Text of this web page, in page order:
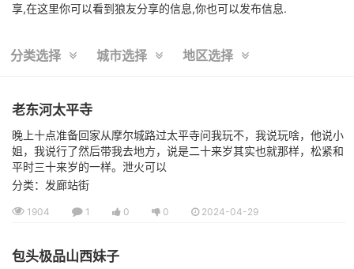
享,在这里你可以看到狼友分享的信息,你也可以发布信息.
分类选择 城市选择 地区选择
老东河太平寺
晚上十点准备回家从摩尔城路过太平寺问我玩不，我说玩啥，他说小
姐，我说行了然后带我去地方，说是二十来岁其实也就那样，松紧和
平时三十来岁的一样。泄火可以
分类：发廊站街
1904 1 0 0 2024-04-29
包头极品山西妹子